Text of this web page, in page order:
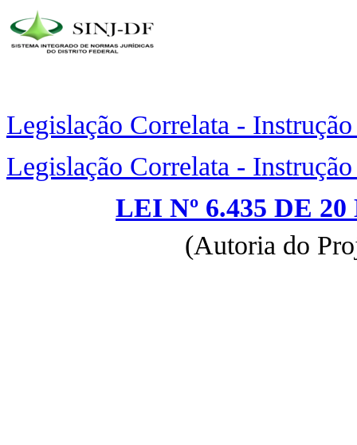
Legislação Correlata -
Legislação Correlata -
LEI Nº 6.435 DE
(Autoria do